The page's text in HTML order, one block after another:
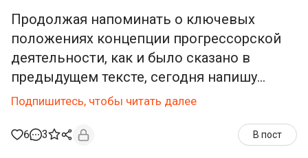
Продолжая напоминать о ключевых
положениях концепции прогрессорской
деятельности, как и было сказано в
предыдущем тексте, сегодня напишу...
Подпишитесь, чтобы читать далее
6 3 В пост